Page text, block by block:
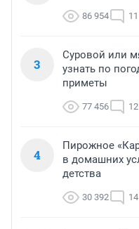
86 954 11
3
Суровой или
узнать по
приметы
77 456 12
4
Пирожное
в домашних
детства
30 392 14